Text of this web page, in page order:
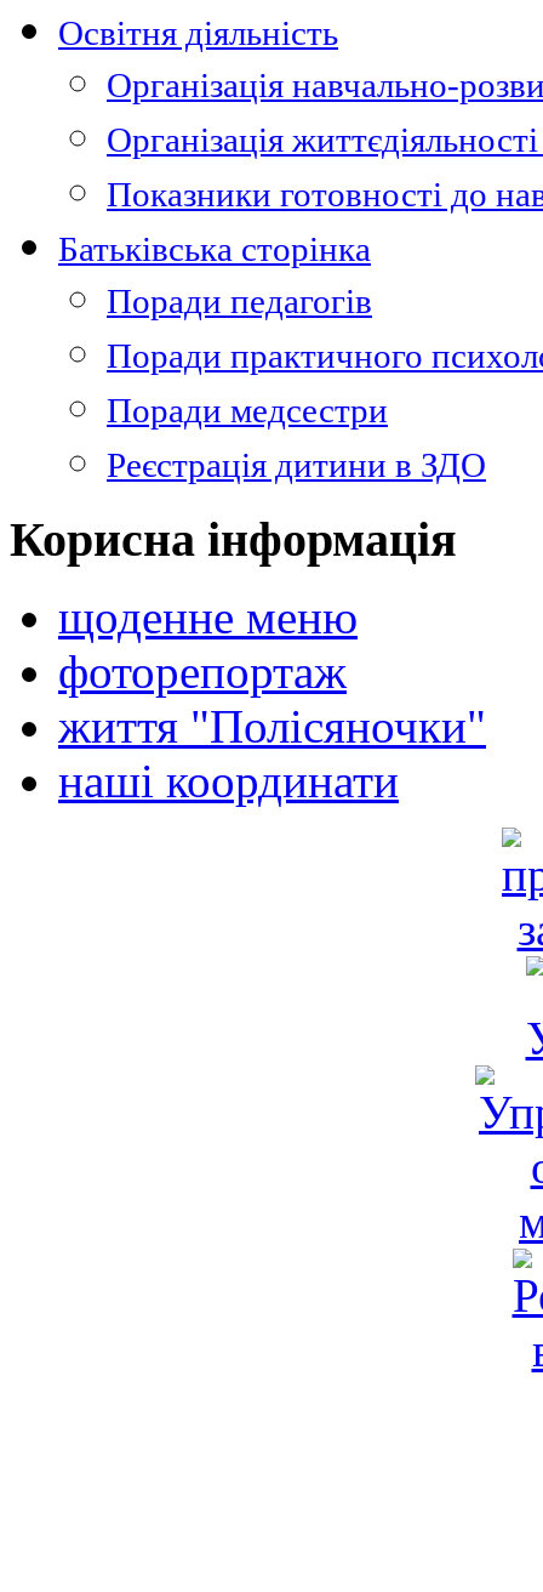
Освітня діяльність
Організація навчально-
Організація
Показники готовності до
Батьківська сторінка
Поради педагогів
Поради практичного
Поради медсестри
Реєстрація дитини в ЗДО
Корисна інформація
щоденне меню
фоторепортаж
життя "Полісяночки"
наші координати